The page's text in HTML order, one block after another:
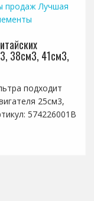
продаж Лучшая
38см3, 41см3,
подходит
25см3,
574226001B